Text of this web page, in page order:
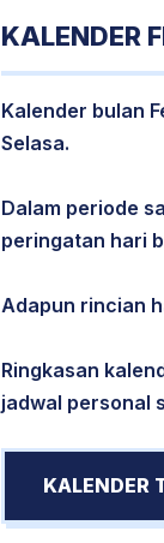
KALENDER
Kalender bulan
Selasa.
Dalam periode
peringatan hari
Adapun rincian
Ringkasan
jadwal personal
KALENDER